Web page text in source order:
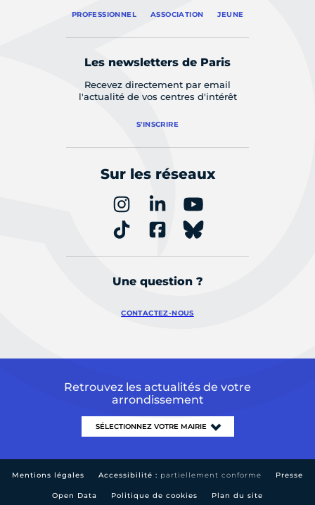
PROFESSIONNEL ASSOCIATION JEUNE
Les newsletters de Paris
Recevez directement par email
l'actualité de vos centres d'intérêt
S'INSCRIRE
Sur les réseaux
Une question ?
CONTACTEZ-NOUS
Retrouvez les actualités de votre
arrondissement
Mentions légales Accessibilité : partiellement conforme Presse
Open Data Politique de cookies Plan du site